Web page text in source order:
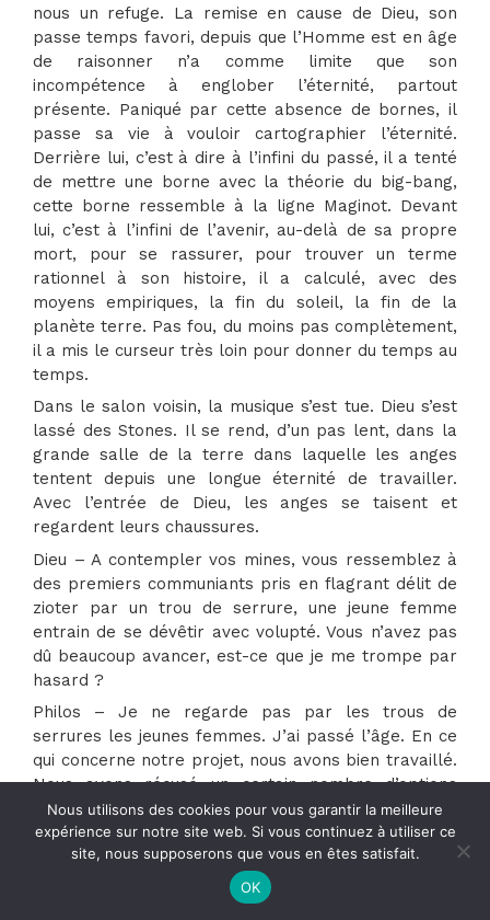
nous un refuge. La remise en cause de Dieu, son
passe temps favori, depuis que l’Homme est en âge
de raisonner n’a comme limite que son
incompétence à englober l’éternité, partout
présente. Paniqué par cette absence de bornes, il
passe sa vie à vouloir cartographier l’éternité.
Derrière lui, c’est à dire à l’infini du passé, il a tenté
de mettre une borne avec la théorie du big-bang,
cette borne ressemble à la ligne Maginot. Devant
lui, c’est à l’infini de l’avenir, au-delà de sa propre
mort, pour se rassurer, pour trouver un terme
rationnel à son histoire, il a calculé, avec des
moyens empiriques, la fin du soleil, la fin de la
planète terre. Pas fou, du moins pas complètement,
il a mis le curseur très loin pour donner du temps au
temps.
Dans le salon voisin, la musique s’est tue. Dieu s’est
lassé des Stones. Il se rend, d’un pas lent, dans la
grande salle de la terre dans laquelle les anges
tentent depuis une longue éternité de travailler.
Avec l’entrée de Dieu, les anges se taisent et
regardent leurs chaussures.
Dieu – A contempler vos mines, vous ressemblez à
des premiers communiants pris en flagrant délit de
zioter par un trou de serrure, une jeune femme
entrain de se dévêtir avec volupté. Vous n’avez pas
dû beaucoup avancer, est-ce que je me trompe par
hasard ?
Philos – Je ne regarde pas par les trous de
serrures les jeunes femmes. J’ai passé l’âge. En ce
qui concerne notre projet, nous avons bien travaillé.
Nous avons récusé un certain nombre d’options
jugées non satisfaisantes…
Dieu – Un véritable langage de diplomates ou de
technocrates en mal de tournures. Il faudrait que tu
suives des leçons de rhétoriques ou que tu
Nous utilisons des cookies pour vous garantir la meilleure
expérience sur notre site web. Si vous continuez à utiliser ce
site, nous supposerons que vous en êtes satisfait.
OK